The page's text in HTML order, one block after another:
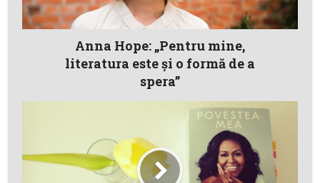
Anna Hope: „Pentru mine,
literatura este şi o formă de a
spera”